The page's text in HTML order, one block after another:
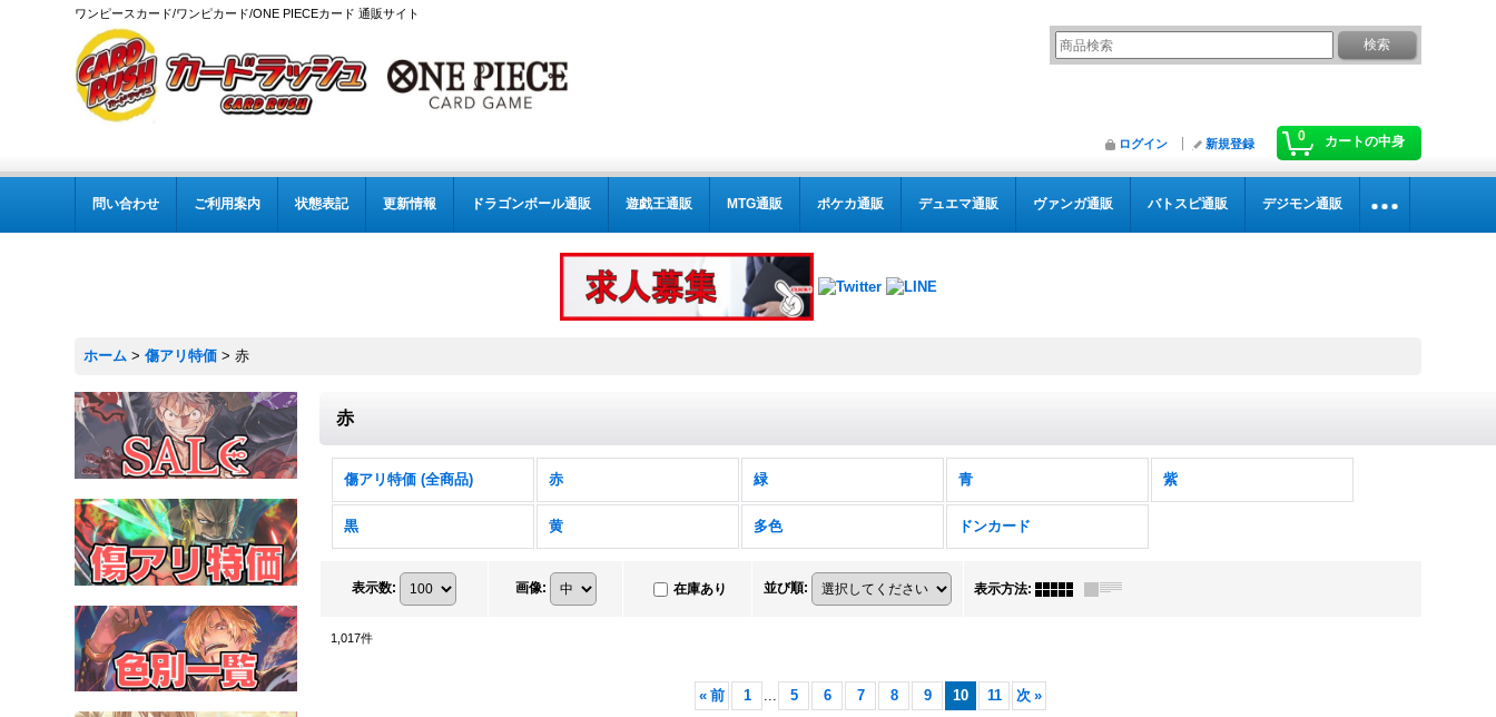
ワンピースカード/ワンピカード/ONE PIECEカード 通販サイト
0 カートの中身
ログイン 新規登録
問い合わせ ご利用案内 状態表記 更新情報 ドラゴンボール通販 遊戯王通販 MTG通販 ポケカ通販 デュエマ通販 ヴァンガ通販 バトスピ通販 デジモン通販
ホーム > 傷アリ特価 > 赤
赤
傷アリ特価 (全商品) 赤 緑 青 紫
黒 黄 多色 ドンカード
表示数: 画像: 在庫あり 並び順: 表示方法:
1,017件
« 前 1 ... 5 6 7 8 9 10 11 次 »